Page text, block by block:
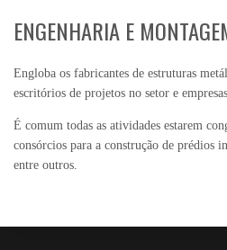
ENGENHARIA E
Engloba os fabricantes de estruturas
escritórios de projetos no setor e
É comum todas as atividades estarem
consórcios para a construção de prédios
entre outros.